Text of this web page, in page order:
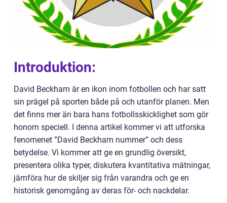
Introduktion:
David Beckham är en ikon inom fotbollen och har satt
sin prägel på sporten både på och utanför planen. Men
det finns mer än bara hans fotbollsskicklighet som gör
honom speciell. I denna artikel kommer vi att utforska
fenomenet ”David Beckham nummer” och dess
betydelse. Vi kommer att ge en grundlig översikt,
presentera olika typer, diskutera kvantitativa mätningar,
jämföra hur de skiljer sig från varandra och ge en
historisk genomgång av deras för- och nackdelar.